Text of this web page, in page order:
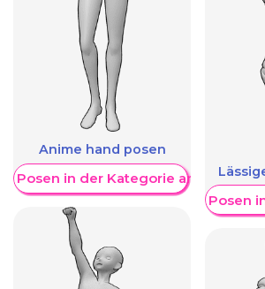
Anime hand posen
Posen in der Kategorie anzeigen
Weitere Posen